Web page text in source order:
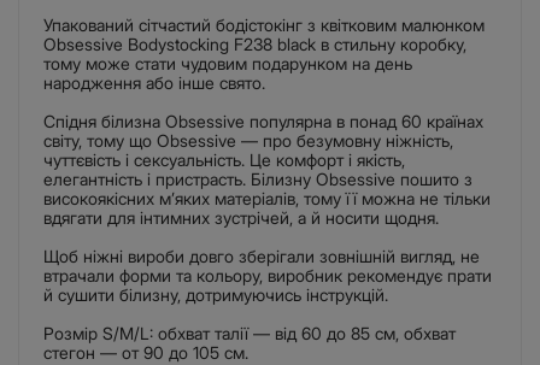
Упакований сітчастий бодістокінг з квітковим малюнком
Obsessive Bodystocking F238 black в стильну коробку,
тому може стати чудовим подарунком на день
народження або інше свято.
Спідня білизна Obsessive популярна в понад 60 країнах
світу, тому що Obsessive — про безумовну ніжність,
чуттєвість і сексуальність. Це комфорт і якість,
елегантність і пристрасть. Білизну Obsessive пошито з
високоякісних м’яких матеріалів, тому її можна не тільки
вдягати для інтимних зустрічей, а й носити щодня.
Щоб ніжні вироби довго зберігали зовнішній вигляд, не
втрачали форми та кольору, виробник рекомендує прати
й сушити білизну, дотримуючись інструкцій.
Розмір S/M/L: обхват талії — від 60 до 85 см, обхват
стегон — от 90 до 105 см.